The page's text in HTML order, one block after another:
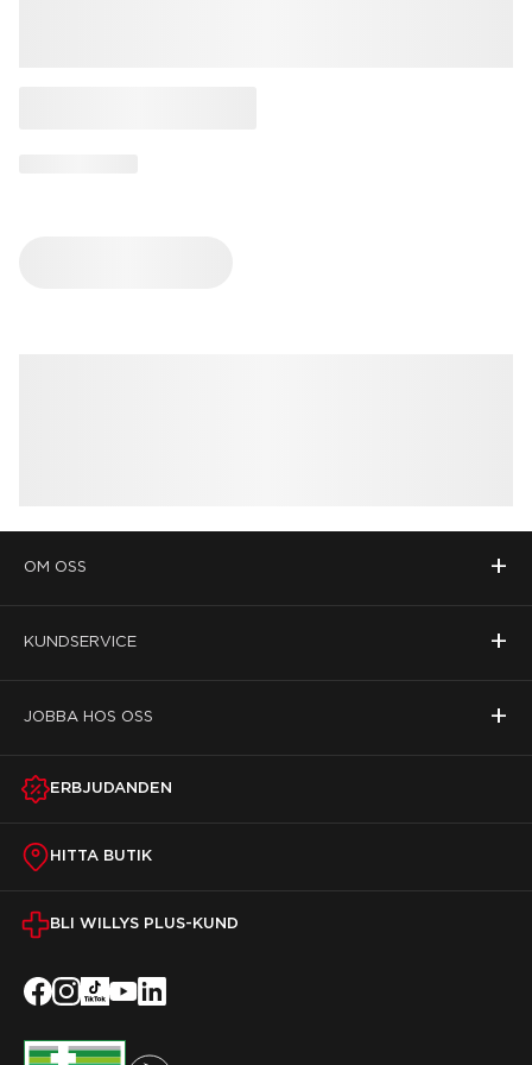
OM OSS +
KUNDSERVICE +
JOBBA HOS OSS +
ERBJUDANDEN
HITTA BUTIK
BLI WILLYS PLUS-KUND